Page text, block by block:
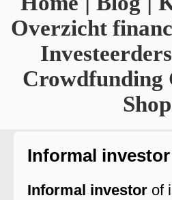
Overzicht
Crowdfunding
Shop
Informal investor
Informal investor of